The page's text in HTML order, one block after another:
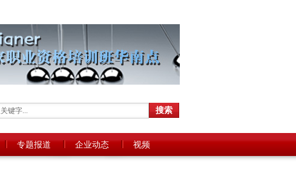
专题报道 企业动态 视频